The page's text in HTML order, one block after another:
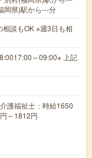
岡県)駅から---分
談もOK ※週3日も相
～09:00※ 上記
護福祉士：時給1650
～1812円